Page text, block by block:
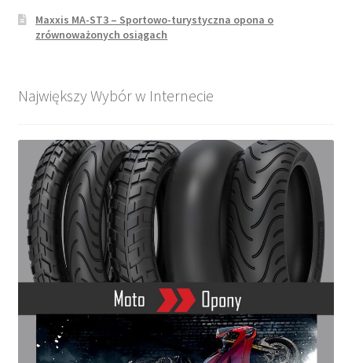
Maxxis MA-ST3 – Sportowo-turystyczna opona o
zrównoważonych osiągach
Największy Wybór w Internecie